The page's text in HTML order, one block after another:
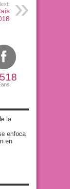
la
enfoca
en